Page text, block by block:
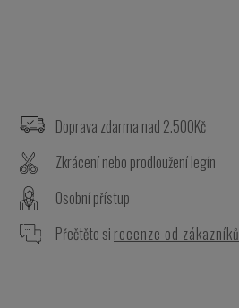
Doprava zdarma nad 2.500Kč
Zkrácení nebo prodloužení legín
Osobní přístup
Přečtěte si recenze od zákazníků